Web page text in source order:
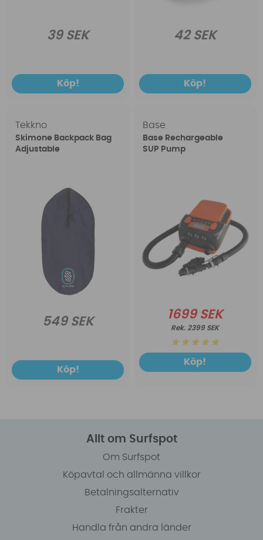
39 SEK
Köp!
42 SEK
Köp!
Tekkno
Skimone Backpack Bag
Adjustable
549 SEK
Köp!
Base
Base Rechargeable
SUP Pump
1699 SEK
2399 SEK
Köp!
Allt om Surfspot
Om Surfspot
Köpavtal och allmänna villkor
Betalningsalternativ
Frakter
Handla från andra länder